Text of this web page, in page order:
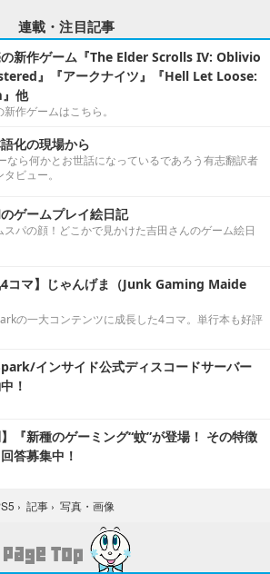
連載・注目記事
新作ゲーム『The Elder Scrolls IV: Oblivio
』『アークナイツ』『Hell Let Loose:
他
作ゲームはこちら。
化の現場から
なら何かとお世話になっているであろう有志翻訳者
ビュー。
ゲームプレイ絵日記
スパの顔！どこかで見かけた吉田さんのゲーム絵日
4コマ】じゃんげま（Junk Gaming Maide
の一大コンテンツに成長した4コマ。単行本も好評
インサイド公式ディスコードサーバー
！
】『新種のゲーミング“蚊”が登場！ その特徴
答募集中！
› 記事 › 写真・画像